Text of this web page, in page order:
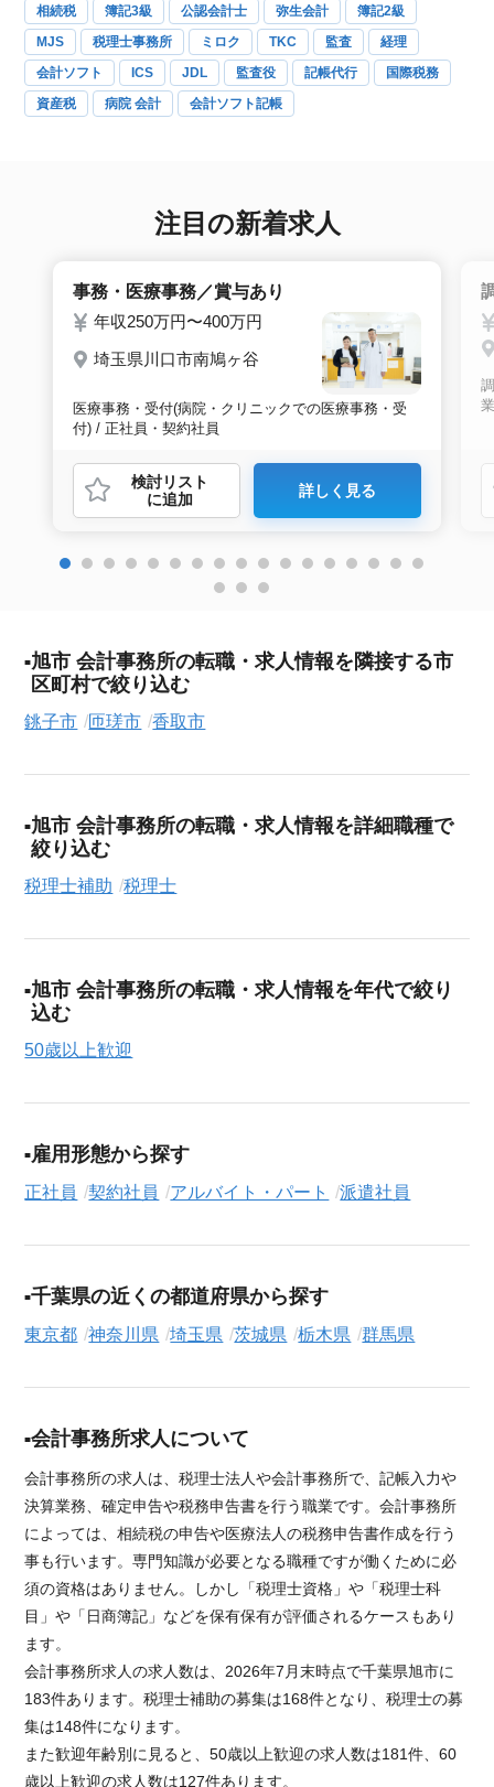
相続税 簿記3級 公認会計士 弥生会計
簿記2級
MJS
税理士事務所 ミロク TKC 監査
経理
会計ソフト
ICS JDL 監査役 記帳代行
国際税務
資産税
病院 会計 会計ソフト記帳
注目の新着求人
事務・医療事務／賞与あり
年収250万円〜400万円
埼玉県川口市南鳩ヶ谷
医療事務・受付(病院・クリニックでの医療事務・受
付) / 正社員・契約社員
検討リスト
に追加
詳しく見る
旭市 会計事務所の転職・求人情報を隣接する市
区町村で絞り込む
銚子市 匝瑳市 香取市
旭市 会計事務所の転職・求人情報を詳細職種で
絞り込む
税理士補助 税理士
旭市 会計事務所の転職・求人情報を年代で絞り
込む
50歳以上歓迎
雇用形態から探す
正社員 契約社員 アルバイト・パート 派遣社員
千葉県の近くの都道府県から探す
東京都 神奈川県 埼玉県 茨城県 栃木県 群馬県
会計事務所求人について
会計事務所の求人は、税理士法人や会計事務所で、記帳入力や
決算業務、確定申告や税務申告書を行う職業です。会計事務所
によっては、相続税の申告や医療法人の税務申告書作成を行う
事も行います。専門知識が必要となる職種ですが働くために必
須の資格はありません。しかし「税理士資格」や「税理士科
目」や「日商簿記」などを保有保有が評価されるケースもあり
ます。
会計事務所求人の求人数は、2026年7月末時点で千葉県旭市に
183件あります。税理士補助の募集は168件となり、税理士の募
集は148件になります。
また歓迎年齢別に見ると、50歳以上歓迎の求人数は181件、60
歳以上歓迎の求人数は127件あります。